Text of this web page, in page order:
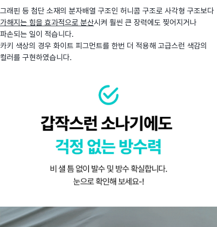
그래핀 등 첨단 소재의 분자배열 구조인 허니콤 구조로 사각형 구조보다
가해지는 힘을 효과적으로 분산시켜 훨씬 큰 장력에도 찢어지거나
파손되는 일이 적습니다.
카키 색상의 경우 화이트 피그먼트를 한번 더 적용해 고급스런 색감의
컬러를 구현하였습니다.